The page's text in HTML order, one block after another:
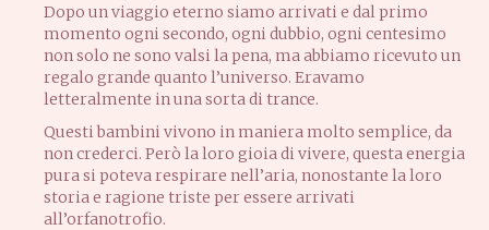
Dopo un viaggio eterno siamo arrivati e dal primo
momento ogni secondo, ogni dubbio, ogni centesimo
non solo ne sono valsi la pena, ma abbiamo ricevuto un
regalo grande quanto l’universo. Eravamo
letteralmente in una sorta di trance.
Questi bambini vivono in maniera molto semplice, da
non crederci. Però la loro gioia di vivere, questa energia
pura si poteva respirare nell’aria, nonostante la loro
storia e ragione triste per essere arrivati
all’orfanotrofio.